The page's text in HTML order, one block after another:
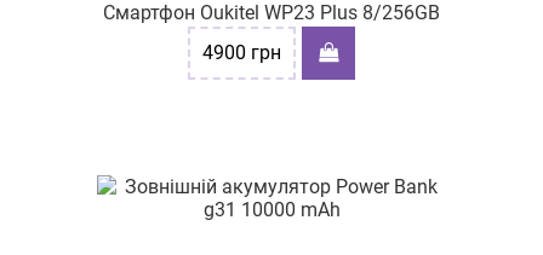
Смартфон Oukitel WP23 Plus 8/256GB
4900 грн